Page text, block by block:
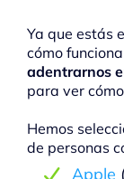
Ya que estás
cómo
adentrarnos
para ver
Hemos
de personas
Apple